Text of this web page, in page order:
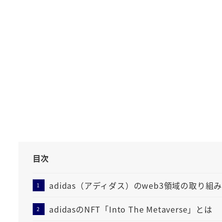
目次
adidas（アディダス）のweb3領域の取り組み
adidasのNFT「Into The Metaverse」とは